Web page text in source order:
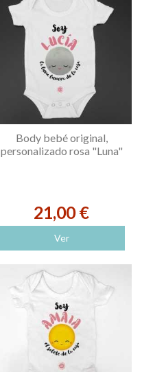
Body bebé original,
personalizado rosa "Luna"
21,00 €
Ver